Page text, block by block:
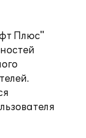
Плюс"